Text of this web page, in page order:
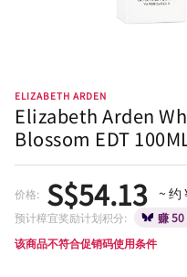
ELIZABETH ARDEN
Elizabeth Arden
Blossom EDT
价格: S$54.13 ~ 约
预计樟宜奖励计划积分:
赚 50
该商品不符合促销码使用条件